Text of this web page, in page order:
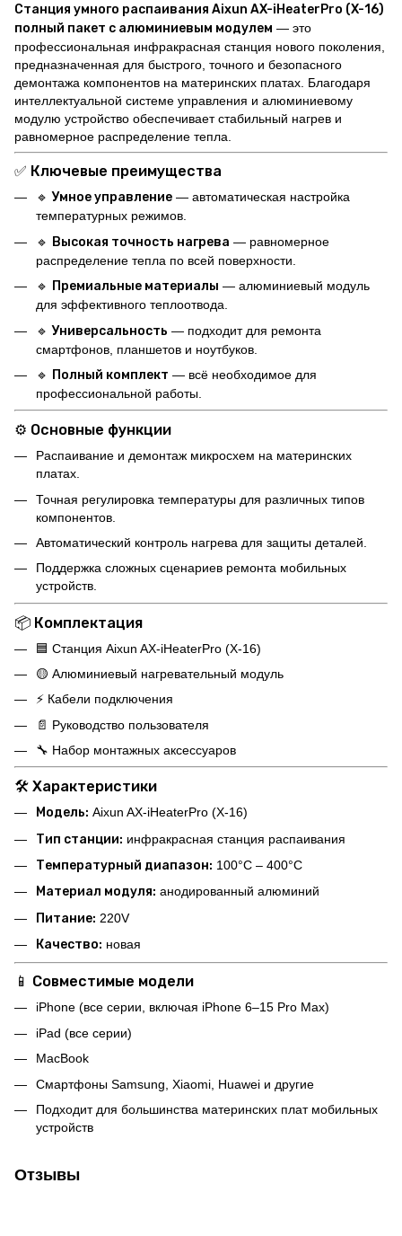
Станция умного распаивания Aixun AX-iHeaterPro (X-16)
полный пакет с алюминиевым модулем — это
профессиональная инфракрасная станция нового поколения,
предназначенная для быстрого, точного и безопасного
демонтажа компонентов на материнских платах. Благодаря
интеллектуальной системе управления и алюминиевому
модулю устройство обеспечивает стабильный нагрев и
равномерное распределение тепла.
✅ Ключевые преимущества
🔹Умное управление — автоматическая настройка
температурных режимов.
🔹 Высокая точность нагрева — равномерное
распределение тепла по всей поверхности.
🔹 Премиальные материалы — алюминиевый модуль
для эффективного теплоотвода.
🔹Универсальность — подходит для ремонта
смартфонов, планшетов и ноутбуков.
🔹 Полный комплект — всё необходимое для
профессиональной работы.
⚙️ Основные функции
Распаивание и демонтаж микросхем на материнских
платах.
Точная регулировка температуры для различных типов
компонентов.
Автоматический контроль нагрева для защиты деталей.
Поддержка сложных сценариев ремонта мобильных
устройств.
📦 Комплектация
🟦 Станция Aixun AX-iHeaterPro (X-16)
🟡 Алюминиевый нагревательный модуль
⚡ Кабели подключения
📄 Руководство пользователя
🔧 Набор монтажных аксессуаров
🛠 Характеристики
Модель: Aixun AX-iHeaterPro (X-16)
Тип станции: инфракрасная станция распаивания
Температурный диапазон: 100°C – 400°C
Материал модуля: анодированный алюминий
Питание: 220V
Качество: новая
📱 Совместимые модели
iPhone (все серии, включая iPhone 6–15 Pro Max)
iPad (все серии)
MacBook
Смартфоны Samsung, Xiaomi, Huawei и другие
Подходит для большинства материнских плат мобильных
устройств
Отзывы